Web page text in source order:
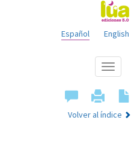
English
Español
Mostrar
menú
Volver al índice